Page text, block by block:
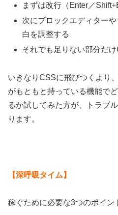
まずは改行（Enter／
次にブロックエディター
白を調整する
それでも足りない部分だ
いきなりCSSに飛びつくより
がもともと持っている機能で
るか試してみた方が、トラブ
ります。
【深呼吸タイム】
稼ぐために必要な3つのポイン